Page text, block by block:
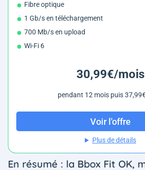
Fibre optique
1 Gb/s en téléchargement
700 Mb/s en upload
Wi-Fi 6
30,99€/mois
pendant 12 mois puis
Voir l'offre
Plus de détails
En résumé : la Bbox Fit OK,